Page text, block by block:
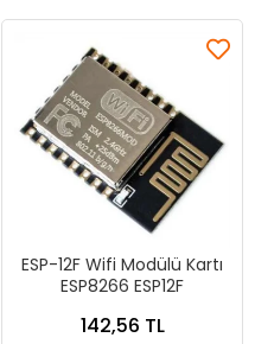
ESP-12F Wifi Modülü Kartı
ESP8266 ESP12F
142,56 TL